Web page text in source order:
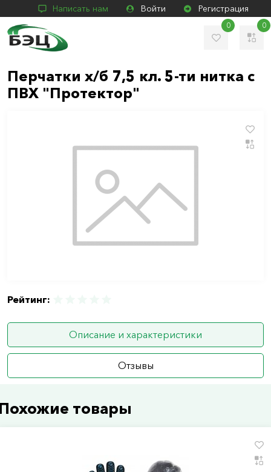
Написать нам Войти Регистрация
0 0
Перчатки х/б 7,5 кл. 5-ти нитка с
ПВХ "Протектор"
Рейтинг:
Описание и характеристики
Отзывы
товары